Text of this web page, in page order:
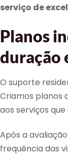
serviço de
Planos
duração
O suporte
Criamos planos
aos serviços que
Após a
frequência das